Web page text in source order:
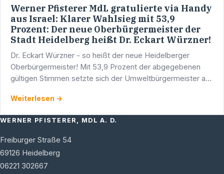
Werner Pfisterer MdL gratulierte via Handy
aus Israel: Klarer Wahlsieg mit 53,9
Prozent: Der neue Oberbürgermeister der
Stadt Heidelberg heißt Dr. Eckart Würzner!
Dr. Eckart Würzner - so heißt der neue Heidelberger
Oberbürgermeister! Mit 53,9 Prozent der abgegebenen
gültigen Stimmen setzte sich der Umweltbürgermeister am
…
Weiterlesen →
WERNER PFISTERER, MDL A. D.
Freiburger Straße 54
69126 Heidelberg
06221 302667